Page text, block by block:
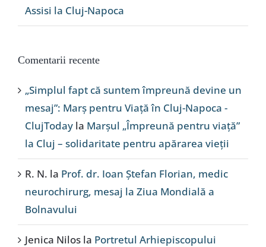
Assisi la Cluj-Napoca
Comentarii recente
„Simplul fapt că suntem împreună devine un
mesaj”: Marș pentru Viață în Cluj-Napoca -
ClujToday la Marșul „Împreună pentru viață”
la Cluj – solidaritate pentru apărarea vieții
R. N. la Prof. dr. Ioan Ștefan Florian, medic
neurochirurg, mesaj la Ziua Mondială a
Bolnavului
Jenica Nilos la Portretul Arhiepiscopului